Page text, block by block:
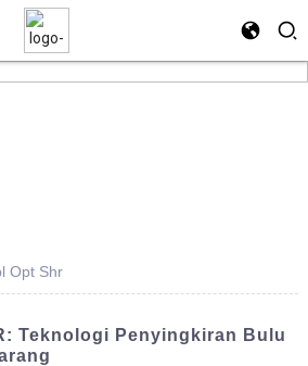
Opt Shr
Teknologi Penyingkiran Bulu